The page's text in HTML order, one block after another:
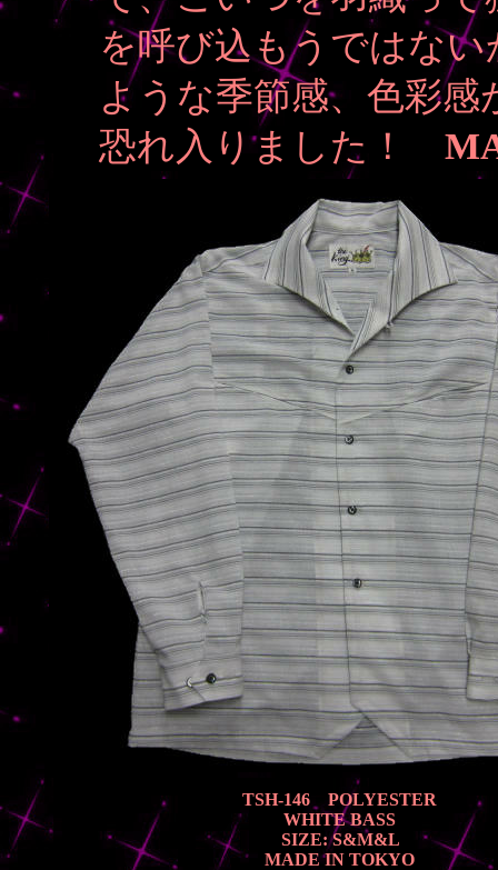
を呼び込もうではな
ような季節感、色彩
恐れ入りました！
TSH-146 POLYESTER
WHITE BASS
SIZE: S&M&L
MADE IN TOKYO